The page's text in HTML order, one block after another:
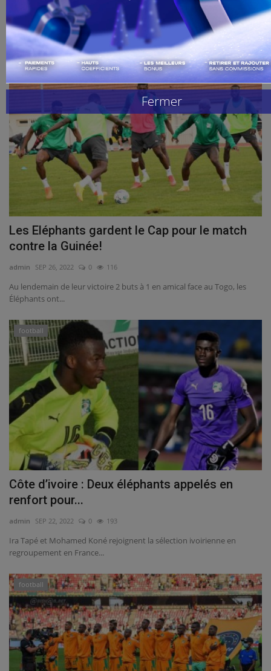
Handball
Buzz de Sport
Combat
Replay
Gallerie
admin SEP 27, 2022
La Côte d’Ivoire a remporté son premier match amical face au Togo (2-
1), samedi,...
football
Les Eléphants gardent le Cap pour le match
contre la Guinée!
admin SEP 26, 2022 0 116
Au lendemain de leur victoire 2 buts à 1 en amical face au Togo, les
Éléphants ont...
football
Côte d’ivoire : Deux éléphants appelés en
renfort pour...
admin SEP 22, 2022 0 193
Ira Tapé et Mohamed Koné rejoignent la sélection ivoirienne en
regroupement en France...
football
Fermer